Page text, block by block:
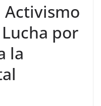
Activismo
por
la